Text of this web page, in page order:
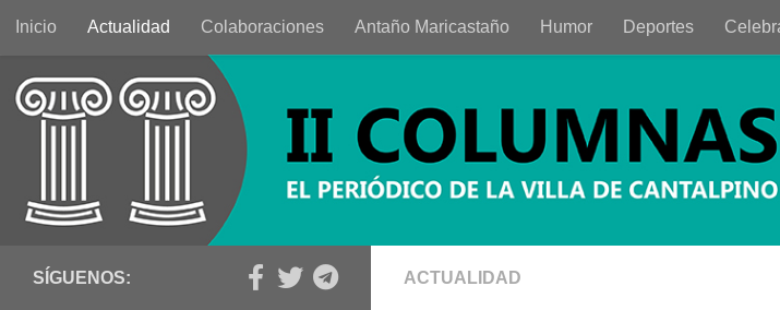
Saltar al contenido
Inicio Actualidad Colaboraciones Antaño Maricastaño Humor Deportes
ACTUALIDAD
SÍGUENOS: